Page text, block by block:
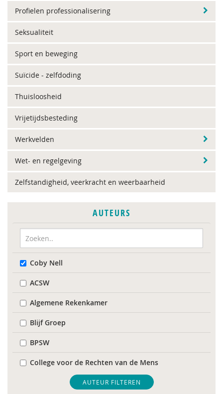
Profielen professionalisering
Seksualiteit
Sport en beweging
Suïcide - zelfdoding
Thuisloosheid
Vrijetijdsbesteding
Werkvelden
Wet- en regelgeving
Zelfstandigheid, veerkracht en weerbaarheid
AUTEURS
Coby Nell
ACSW
Algemene Rekenkamer
Blijf Groep
BPSW
College voor de Rechten van de Mens
De Raad voor Volksgezondheid & Samenleving
AUTEUR FILTEREN